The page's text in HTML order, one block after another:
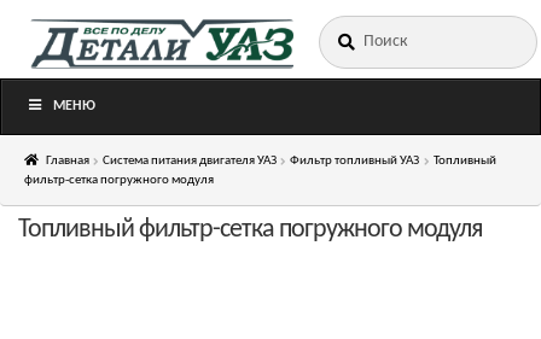
Перейти
Перейти
Искать:
МЕНЮ
Главная Система питания двигателя УАЗ Фильтр топливный УАЗ
Топливный
фильтр-сетка погружного модуля
Топливный фильтр-сетка погружного модуля